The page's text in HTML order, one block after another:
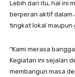
Lebih dari itu, hal ini
berperan aktif dalam
tingkat lokal maupun
“Kami merasa
Kegiatan ini sejalan
membangun masa